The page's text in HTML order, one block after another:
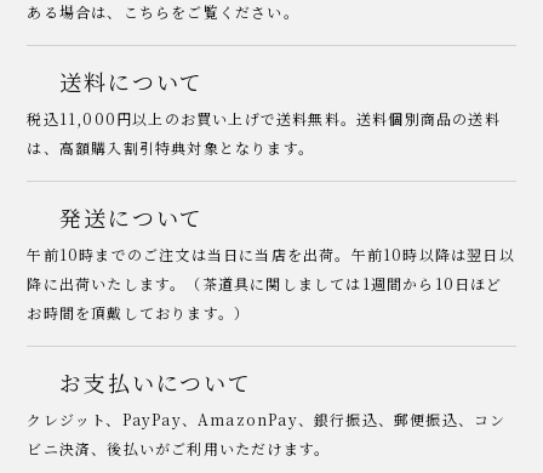
ある場合は、こちらをご覧ください。
送料について
税込11,000円以上のお買い上げで送料無料。送料個別商品の送料
は、高額購入割引特典対象となります。
発送について
午前10時までのご注文は当日に当店を出荷。午前10時以降は翌日以
降に出荷いたします。（茶道具に関しましては1週間から10日ほど
お時間を頂戴しております。）
お支払いについて
クレジット、PayPay、AmazonPay、銀行振込、郵便振込、コン
ビニ決済、後払いがご利用いただけます。